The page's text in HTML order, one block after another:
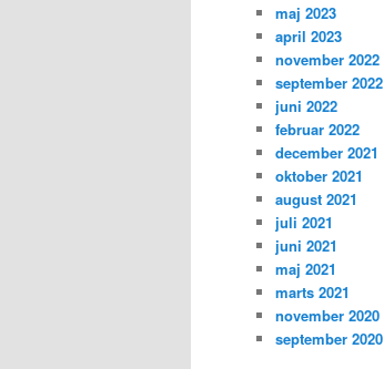
maj 2023
april 2023
november 2022
september 2022
juni 2022
februar 2022
december 2021
oktober 2021
august 2021
juli 2021
juni 2021
maj 2021
marts 2021
november 2020
september 2020